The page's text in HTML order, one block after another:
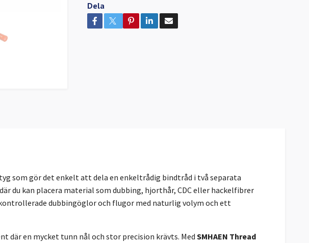
Dela
som gör det enkelt att dela en enkeltrådig bindtråd i två separata
du kan placera material som dubbing, hjorthår, CDC eller hackelfibrer
dubbingöglor och flugor med naturlig volym och ett
en mycket tunn nål och stor precision krävts. MedSMHAEN Thread